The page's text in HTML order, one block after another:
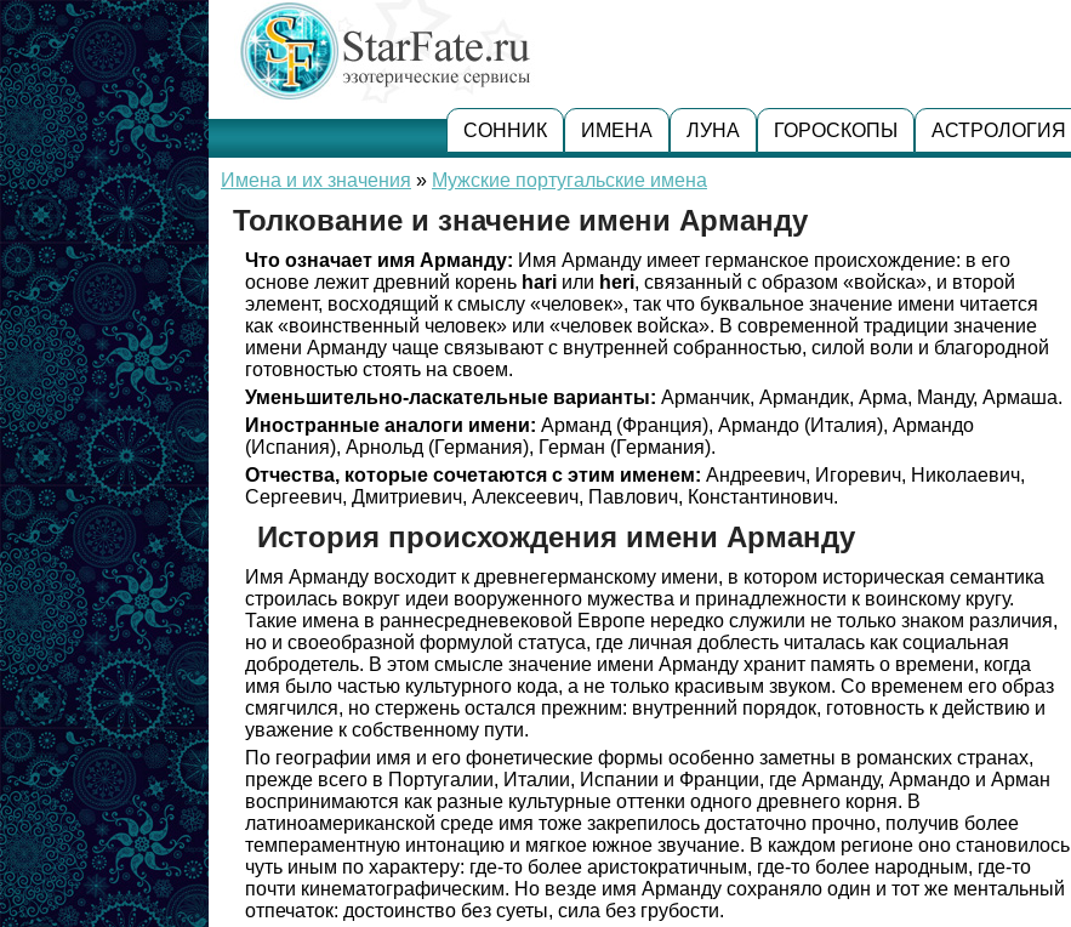
СОННИК ИМЕНА ЛУНА ГОРОСКОПЫ АСТРОЛОГИЯ
Имена и их значения » Мужские португальские имена
Толкование и значение имени Арманду
Что означает имя Арманду: Имя Арманду имеет германское происхождение: в его
основе лежит древний корень hari или heri, связанный с образом «войска», и второй
элемент, восходящий к смыслу «человек», так что буквальное значение имени читается
как «воинственный человек» или «человек войска». В современной традиции значение
имени Арманду чаще связывают с внутренней собранностью, силой воли и благородной
готовностью стоять на своем.
Уменьшительно-ласкательные варианты: Арманчик, Армандик, Арма, Манду, Армаша.
Иностранные аналоги имени: Арманд (Франция), Армандо (Италия), Армандо
(Испания), Арнольд (Германия), Герман (Германия).
Отчества, которые сочетаются с этим именем: Андреевич, Игоревич, Николаевич,
Сергеевич, Дмитриевич, Алексеевич, Павлович, Константинович.
История происхождения имени Арманду
Имя Арманду восходит к древнегерманскому имени, в котором историческая семантика
строилась вокруг идеи вооруженного мужества и принадлежности к воинскому кругу.
Такие имена в раннесредневековой Европе нередко служили не только знаком различия,
но и своеобразной формулой статуса, где личная доблесть читалась как социальная
добродетель. В этом смысле значение имени Арманду хранит память о времени, когда
имя было частью культурного кода, а не только красивым звуком. Со временем его образ
смягчился, но стержень остался прежним: внутренний порядок, готовность к действию и
уважение к собственному пути.
По географии имя и его фонетические формы особенно заметны в романских странах,
прежде всего в Португалии, Италии, Испании и Франции, где Арманду, Армандо и Арман
воспринимаются как разные культурные оттенки одного древнего корня. В
латиноамериканской среде имя тоже закрепилось достаточно прочно, получив более
темпераментную интонацию и мягкое южное звучание. В каждом регионе оно становилось
чуть иным по характеру: где-то более аристократичным, где-то более народным, где-то
почти кинематографическим. Но везде имя Арманду сохраняло один и тот же ментальный
отпечаток: достоинство без суеты, сила без грубости.